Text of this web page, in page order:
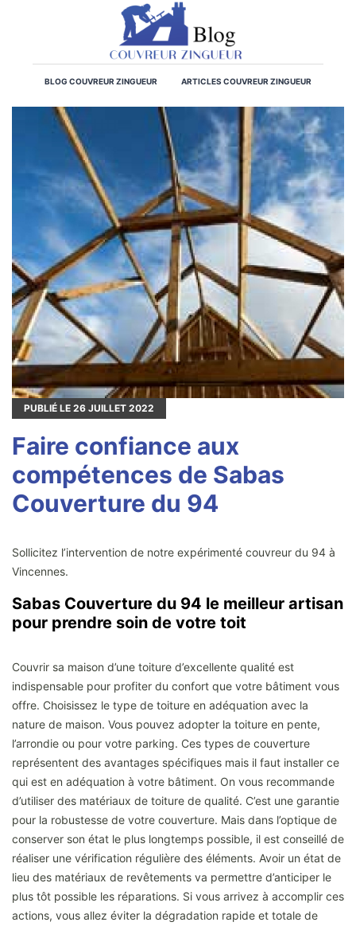
BLOG COUVREUR ZINGUEUR ARTICLES COUVREUR ZINGUEUR
PUBLIÉ LE 26 JUILLET 2022
Faire confiance aux
compétences de Sabas
Couverture du 94
Sollicitez l’intervention de notre expérimenté couvreur du 94 à
Vincennes.
Sabas Couverture du 94 le meilleur artisan
pour prendre soin de votre toit
Couvrir sa maison d’une toiture d’excellente qualité est
indispensable pour profiter du confort que votre bâtiment vous
offre. Choisissez le type de toiture en adéquation avec la
nature de maison. Vous pouvez adopter la toiture en pente,
l’arrondie ou pour votre parking. Ces types de couverture
représentent des avantages spécifiques mais il faut installer ce
qui est en adéquation à votre bâtiment. On vous recommande
d’utiliser des matériaux de toiture de qualité. C’est une garantie
pour la robustesse de votre couverture. Mais dans l’optique de
conserver son état le plus longtemps possible, il est conseillé de
réaliser une vérification régulière des éléments. Avoir un état de
lieu des matériaux de revêtements va permettre d’anticiper le
plus tôt possible les réparations. Si vous arrivez à accomplir ces
actions, vous allez éviter la dégradation rapide et totale de